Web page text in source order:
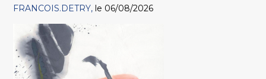
FRANCOIS.DETRY le 06/08/2026